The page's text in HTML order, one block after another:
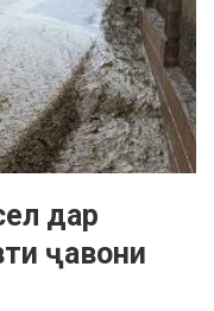
дар
ҷавони